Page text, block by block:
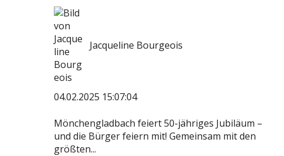
Jacqueline Bourgeois
04.02.2025 15:07:04
Mönchengladbach feiert 50-jähriges Jubiläum –
und die Bürger feiern mit! Gemeinsam mit den
größten...